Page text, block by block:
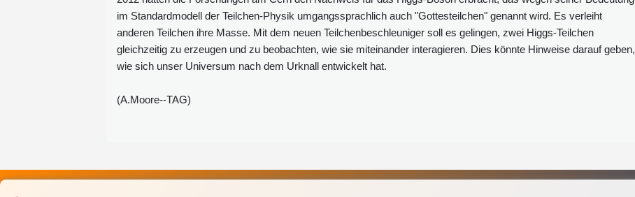
im Standardmodell der Teilchen-Physik umgangssprachlich auch "Gottesteilchen" genannt wird. Es verleiht
anderen Teilchen ihre Masse. Mit dem neuen Teilchenbeschleuniger soll es gelingen, zwei Higgs-Teilchen
gleichzeitig zu erzeugen und zu beobachten, wie sie miteinander interagieren. Dies könnte Hinweise darauf geben,
wie sich unser Universum nach dem Urknall entwickelt hat.
(A.Moore--TAG)